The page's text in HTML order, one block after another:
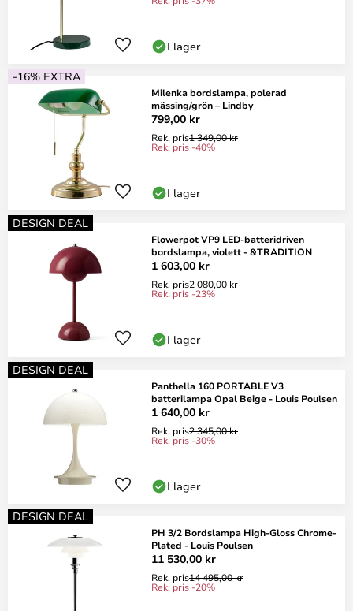
I lager
-16% EXTRA
Milenka bordslampa, polerad
mässing/grön – Lindby
799,00 kr
Rek. pris1 349,00 kr
Rek. pris -40%
I lager
DESIGN DEAL
Flowerpot VP9 LED-batteridriven
bordslampa, violett - &TRADITION
1 603,00 kr
Rek. pris2 080,00 kr
Rek. pris -23%
I lager
DESIGN DEAL
Panthella 160 PORTABLE V3
batterilampa Opal Beige - Louis Poulsen
1 640,00 kr
Rek. pris2 345,00 kr
Rek. pris -30%
I lager
DESIGN DEAL
PH 3/2 Bordslampa High-Gloss Chrome-
Plated - Louis Poulsen
11 530,00 kr
Rek. pris14 495,00 kr
Rek. pris -20%